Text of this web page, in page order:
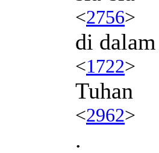
<2756>
di dalam
<1722>
Tuhan
<2962>
.